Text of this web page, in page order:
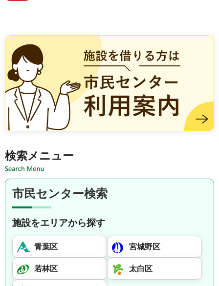
検索メニュー
市民センター検索
施設をエリアから探す
青葉区 宮城野区
若林区 太白区